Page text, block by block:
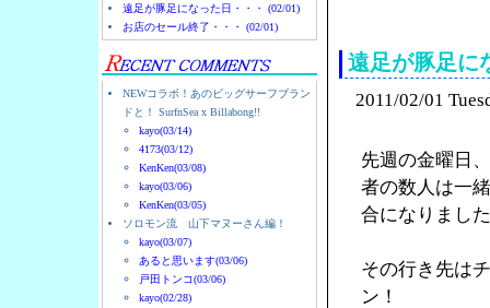
遠足が豚足になった日・・・ (02/01)
お店のセール終了・・・ (02/01)
NEWコラボ！あのビッグサーフブラン
ドと！ SurfnSea x Billabong!!
kayo(03/14)
4173(03/12)
KenKen(03/08)
kayo(03/06)
KenKen(03/05)
ソロモン流 山下マヌーさん編！
kayo(03/07)
あると思います(03/06)
戸田トンコ(03/06)
kayo(02/28)
遠足が豚足に
2011/02/01
先週の金曜日
者の数人は一
合になりまし
その行き先は
ン！